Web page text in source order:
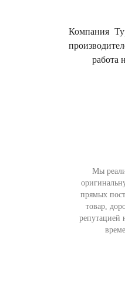
Компания
работа
Мы
прямых
товар,
репутацией